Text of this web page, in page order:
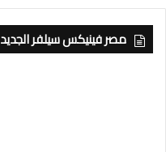
مصر فينيكس سيلفر الجديد